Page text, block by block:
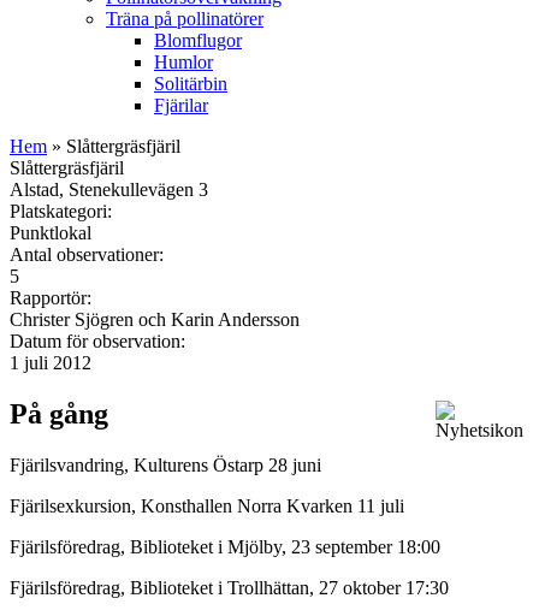
Träna på pollinatörer
Blomflugor
Humlor
Solitärbin
Fjärilar
Hem » Slåttergräsfjäril
Slåttergräsfjäril
Alstad, Stenekullevägen 3
Platskategori:
Punktlokal
Antal observationer:
5
Rapportör:
Christer Sjögren och Karin Andersson
Datum för observation:
1 juli 2012
På gång
Fjärilsvandring, Kulturens Östarp 28 juni
Fjärilsexkursion, Konsthallen Norra Kvarken 11 juli
Fjärilsföredrag, Biblioteket i Mjölby, 23 september 18:00
Fjärilsföredrag, Biblioteket i Trollhättan, 27 oktober 17:30